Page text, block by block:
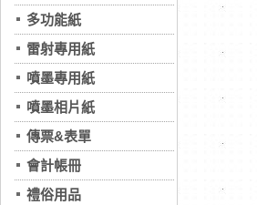
多功能紙
雷射專用紙
噴墨專用紙
噴墨相片紙
傳票&表單
會計帳冊
禮俗用品